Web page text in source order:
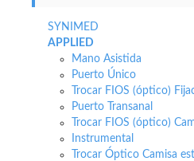
SYNIMED
APPLIED
Mano Asistida
Puerto Único
Trocar FIOS (óptico)
Puerto Transanal
Trocar FIOS (óptico)
Instrumental
Trocar Óptico Camisa